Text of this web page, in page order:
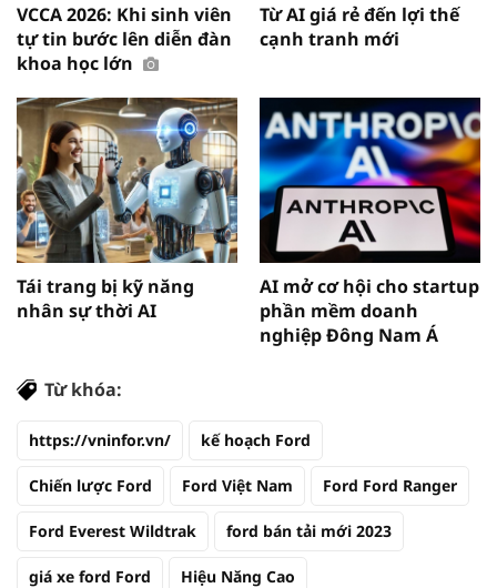
VCCA 2026: Khi sinh viên
tự tin bước lên diễn đàn
khoa học lớn
Từ AI giá rẻ đến lợi thế
cạnh tranh mới
Tái trang bị kỹ năng
nhân sự thời AI
AI mở cơ hội cho startup
phần mềm doanh
nghiệp Đông Nam Á
Từ khóa:
https://vninfor.vn/ kế hoạch Ford
Chiến lược Ford Ford Việt Nam Ford Ford Ranger
Ford Everest Wildtrak ford bán tải mới 2023
giá xe ford Ford Hiệu Năng Cao